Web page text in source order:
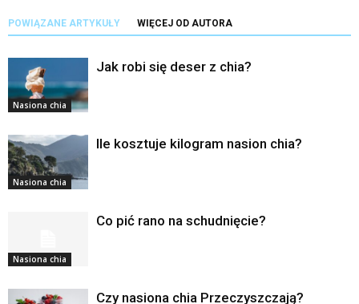
POWIĄZANE ARTYKUŁY WIĘCEJ OD AUTORA
Nasiona chia
Jak robi się deser z chia?
Nasiona chia
Ile kosztuje kilogram nasion chia?
Nasiona chia
Co pić rano na schudnięcie?
Czy nasiona chia Przeczyszczają?